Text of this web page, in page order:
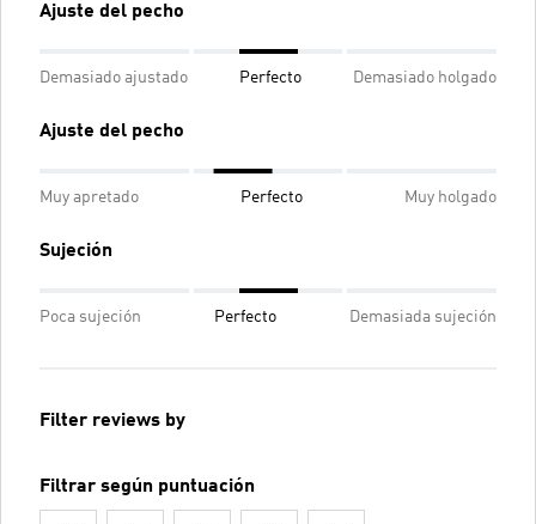
Ajuste del pecho
Demasiado ajustado Perfecto Demasiado holgado
Ajuste del pecho
Muy apretado Perfecto Muy holgado
Sujeción
Poca sujeción Perfecto Demasiada sujeción
Filter reviews by
Filtrar según puntuación